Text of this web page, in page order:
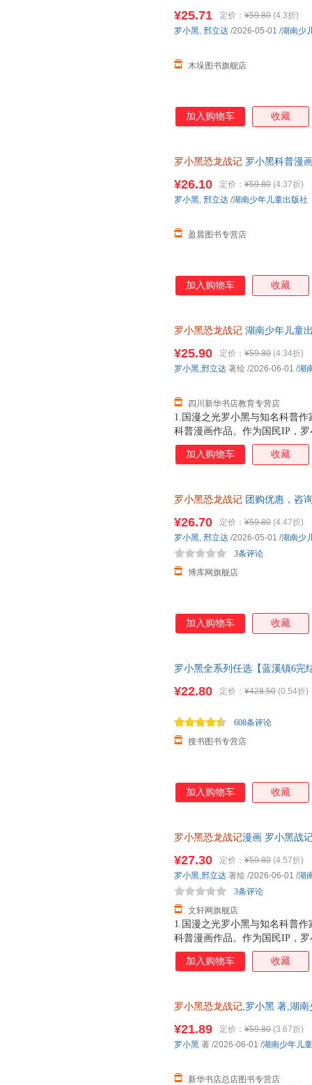
¥25.71 定价： ¥59.80 (4.3折)
木垛图书旗舰店
罗小黑, 邢立达 /2026-05-01 /湖南少
加入购物车 收藏
罗小黑恐龙战记 罗小黑科普漫
知识点。搭配化石实景指南，
前冒险之旅吧。
¥26.10 定价： ¥59.80 (4.37折)
盈晨图书专营店
罗小黑, 邢立达 /湖南少年儿童出版社
加入购物车 收藏
罗小黑恐龙战记 湖南少年儿童
1.国漫之光罗小黑与知名科普
科普漫画作品。作为国民IP，
动画于2011年开始播放，B站
3.15亿票房，同名漫画书2015
得主，中国古生物学会科普工
20种恐龙的100+知识，兼具专
进恐龙世界，与这些史前巨兽
黑与恐龙猎人邢达达对话的方
¥25.90 定价： ¥59.80 (4.34折)
四川新华书店教育专营店
罗小黑,邢立达 著绘 /2026-06-01 /湖
加入购物车 收藏
罗小黑恐龙战记 团购优惠，咨
¥26.70 定价： ¥59.80 (4.47折)
博库网旗舰店
3条评论
罗小黑, 邢立达 /2026-05-01 /湖南少
加入购物车 收藏
罗小黑全系列任选【蓝溪镇6完
¥22.80 定价： ¥428.50 (0.54折)
搜书图书专营店
608条评论
加入购物车 收藏
罗小黑恐龙战记漫画 罗小黑战
近发货，85%城市次日达，团
1.国漫之光罗小黑与知名科普
科普漫画作品。作为国民IP，
动画于2011年开始播放，B站
3.15亿票房，同名漫画书2015
得主，中国古生物学会科普工
20种恐龙的100+知识，兼具专
进恐龙世界，与这些史前巨兽
¥27.30 定价： ¥59.80 (4.57折)
文轩网旗舰店
3条评论
罗小黑,邢立达 著绘 /2026-06-01 /湖
加入购物车 收藏
罗小黑恐龙战记,罗小黑 著,湖
13284178503
¥21.89 定价： ¥59.80 (3.67折)
新华书店总店图书专营店
罗小黑 著 /2026-06-01 /湖南少年儿